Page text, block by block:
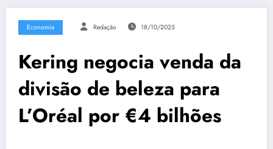
Economia Redação 18/10/2025
Kering negocia venda da
divisão de beleza para
L’Oréal por €4 bilhões